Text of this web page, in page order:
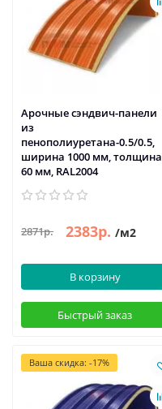
Арочные сэндвич-панели
из
пенополиуретана-0.5/0.5,
ширина 1000 мм, толщина
60 мм, RAL2004
2871р. 2383р. /м2
В корзину
Быстрый заказ
Ваша скидка: -17%